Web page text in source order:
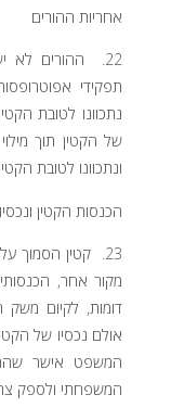
אחריות ההורים
22. ההורים לא
תפקידי
נתכוונו לטובת
של הקטין תוך
ונתכוונו לטובת
הכנסות הקטין ונכסיו
23. קטין הסמוך
מקור אחר,
דומות, לקיום משק
אולם נכסיו של
המשפט אישר
המשפחתי ולספק